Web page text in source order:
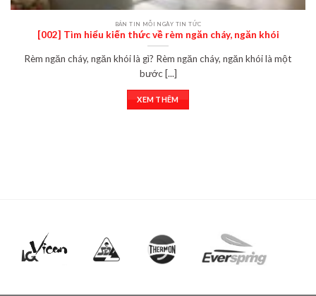
BẢN TIN MỖI NGÀY TIN TỨC
[002] Tìm hiểu kiến thức về rèm ngăn cháy, ngăn khói
Rèm ngăn cháy, ngăn khói là gì? Rèm ngăn cháy, ngăn khói là một
bước [...]
XEM THÊM